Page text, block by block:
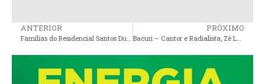
ANTERIOR PRÓXIMO
Bacuri – Cantor e Radialista, Zé Lucas, morre após naufrágio de canoa no Litoral Maranhense